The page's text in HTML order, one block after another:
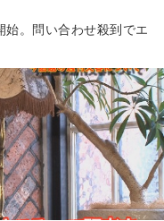
。問い合わせ殺到でエ